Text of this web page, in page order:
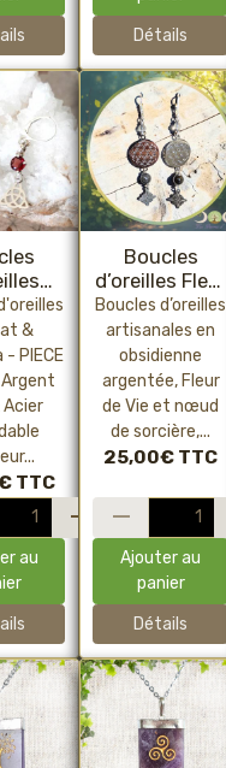
Détails
&
&
PIECE
Argent
TTC
au
Boucles
d’oreilles Fleur
de Vie en
Obsidienne
argentée &
Nœud de
sorcière –
Bijou de
protection
énergétique
(acier
inoxydable,
pièce unique)
Boucles d’oreilles
artisanales en
obsidienne
argentée, Fleur
de Vie et nœud
de sorcière,...
25,00€ TTC
Ajouter au
panier
Détails